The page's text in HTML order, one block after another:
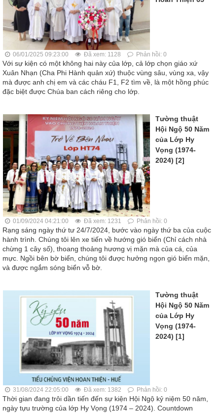
06/01/2025 09:23:00 Đã xem: 1128 Phản hồi: 0
Với sự kiện có một không hai này của lớp, cả lớp chọn giáo xứ
Xuân Nhạn (Cha Phi Hành quản xứ) thuộc vùng sâu, vùng xa, vậy
mà được anh chị em và các cháu F1, F2 tìm về, là một hồng phúc
đặc biệt được Chúa ban cách riêng cho lớp.
Tường thuật
Hội Ngộ 50 Năm
của Lớp Hy
Vọng (1974-
2024) [2]
01/09/2024 04:21:00 Đã xem: 1231 Phản hồi: 0
Rạng sáng ngày thứ tư 24/7/2024, bước vào ngày thứ ba của cuộc
hành trình. Chúng tôi lên xe tiến về hướng gió biển (Chỉ cách nhà
chừng 1 cây số), thoang thoảng hương vị mặn mà của cá, của
mực. Ngồi bên bờ biển, chúng tôi được hưởng ngọn gió biển mặn,
và được ngắm sóng biển vỗ bờ.
Tường thuật
Hội Ngộ 50 Năm
của Lớp Hy
Vọng (1974-
2024) [1]
31/08/2024 22:05:00 Đã xem: 1382 Phản hồi: 0
Thời gian đang trôi dần tiến đến sự kiện Hội Ngộ kỷ niệm 50 năm,
ngày tựu trường của lớp Hy Vọng (1974 – 2024). Countdown